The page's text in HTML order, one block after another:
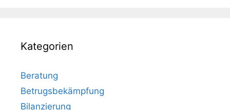
Kategorien
Beratung
Betrugsbekämpfung
Bilanzierung